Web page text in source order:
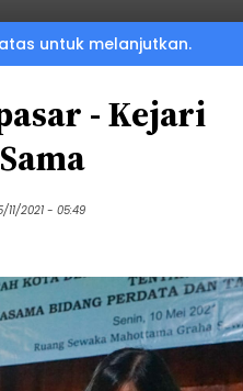
untuk melanjutkan.
- Kejari
11/2021 - 05:49